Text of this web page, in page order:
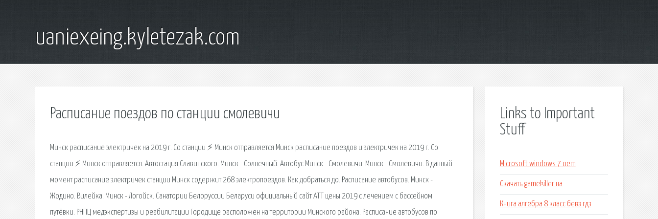
uaniexeing.kyletezak.com
Расписание поездов по станции смолевичи
Минск расписание электричек на 2019 г. Со станции ⚡ Минск отправляется Минск расписание поездов и электричек на 2019 г. Со
станции ⚡ Минск отправляется. Автостация Славинского. Минск - Солнечный. Автобус Минск - Смолевичи. Минск - Смолевичи. В данный
момент расписание электричек станции Минск содержит 268 электропоездов. Как добраться до. Расписание автобусов. Минск -
Жодино. Вилейка. Минск - Логойск. Санатории Белоруссии Беларуси официальный сайт АТТ цены 2019 с лечением с бассейном
путёвки. РНПЦ медэкспертизы и реабилитации Городище расположен на территории Минского района. Расписание автобусов по
Links to Important
Stuff
Microsoft windows 7 oem
Скачать gamekiller на
Книга алгебра 8 класс бевз гдз